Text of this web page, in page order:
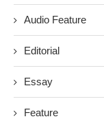
Audio Feature
Editorial
Essay
Feature